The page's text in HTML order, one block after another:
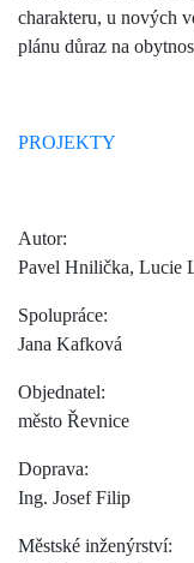
charakteru, u nových
plánu důraz na
PROJEKTY
Autor:
Pavel Hnilička, Lucie
Spolupráce:
Jana Kafková
Objednatel:
město Řevnice
Doprava:
Ing. Josef Filip
Městské inženýrství: